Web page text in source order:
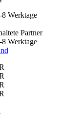
8 Werktage
Partner
8 Werktage